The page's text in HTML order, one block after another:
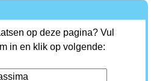
op deze pagina? Vul
in en klik op volgende: